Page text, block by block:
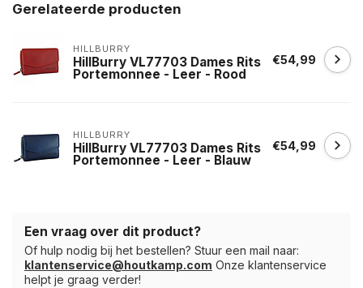
Gerelateerde producten
HILLBURRY
HillBurry VL77703 Dames Rits
Portemonnee - Leer - Rood
€54,99
HILLBURRY
HillBurry VL77703 Dames Rits
Portemonnee - Leer - Blauw
€54,99
Een vraag over dit product?
Of hulp nodig bij het bestellen? Stuur een mail naar:
klantenservice@houtkamp.com Onze klantenservice
helpt je graag verder!